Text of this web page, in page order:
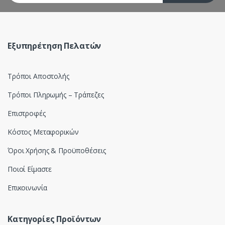
Εξυπηρέτηση Πελατών
Τρόποι Αποστολής
Τρόποι Πληρωμής – Τράπεζες
Επιστροφές
Κόστος Μεταφορικών
Όροι Χρήσης & Προϋποθέσεις
Ποιοί Είμαστε
Επικοινωνία
Κατηγορίες Προϊόντων